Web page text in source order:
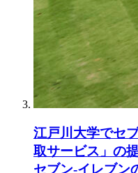
江戸川大学でセ
取サービス」の
セブン-イレブン